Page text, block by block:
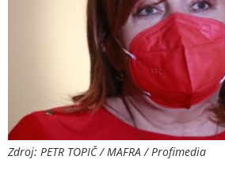
Zdroj: PETR TOPIČ / MAFRA / Profimedia